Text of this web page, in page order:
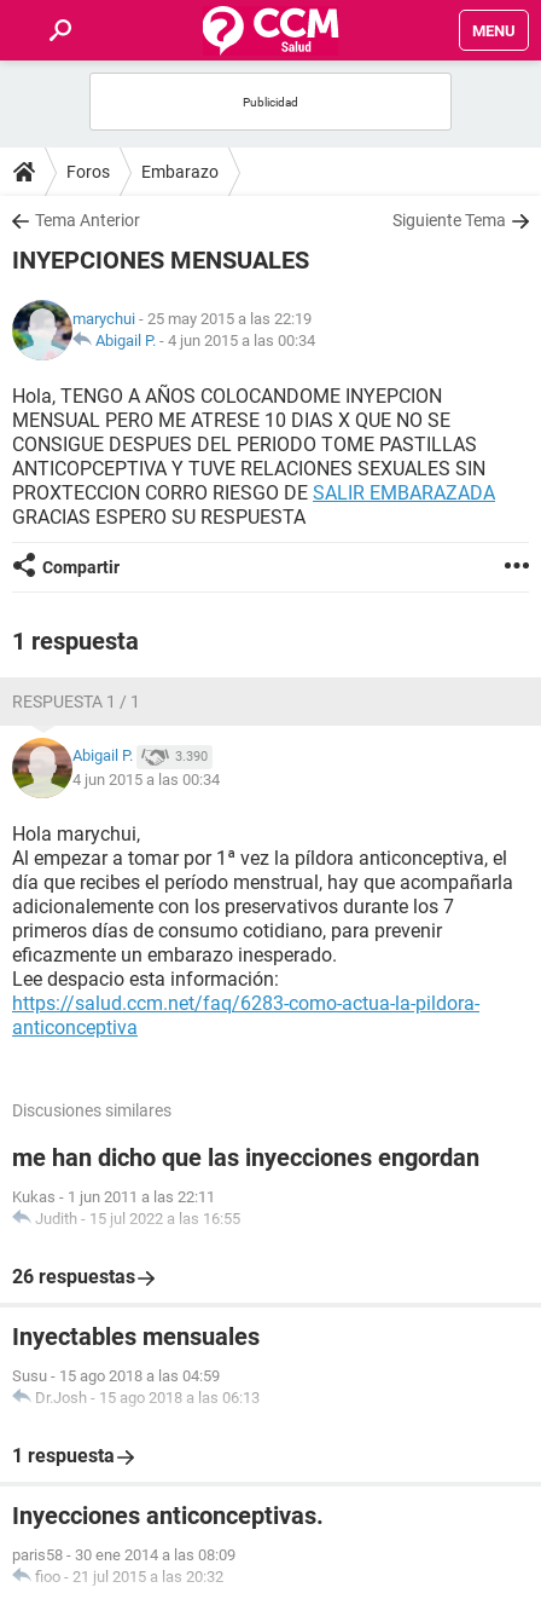
MENU
FOROS
SALUD
NUTRICIÓN
BIENESTAR
SEXUALIDAD
GLOSARIO
Foros Embarazo
Tema Anterior Siguiente Tema
INYEPCIONES MENSUALES
marychui - 25 may 2015 a las 22:19
Abigail P. - 4 jun 2015 a las 00:34
Hola, TENGO A AÑOS COLOCANDOME INYEPCION
MENSUAL PERO ME ATRESE 10 DIAS X QUE NO SE
CONSIGUE DESPUES DEL PERIODO TOME PASTILLAS
ANTICOPCEPTIVA Y TUVE RELACIONES SEXUALES SIN
PROXTECCION CORRO RIESGO DE SALIR EMBARAZADA
GRACIAS ESPERO SU RESPUESTA
Compartir
1 respuesta
RESPUESTA 1 / 1
Abigail P. 3.390
4 jun 2015 a las 00:34
Hola marychui,
Al empezar a tomar por 1ª vez la píldora anticonceptiva, el
día que recibes el período menstrual, hay que acompañarla
adicionalemente con los preservativos durante los 7
primeros días de consumo cotidiano, para prevenir
eficazmente un embarazo inesperado.
Lee despacio esta información:
https://salud.ccm.net/faq/6283-como-actua-la-pildora-
anticonceptiva
Discusiones similares
me han dicho que las inyecciones engordan
Kukas - 1 jun 2011 a las 22:11
Judith - 15 jul 2022 a las 16:55
26 respuestas
Inyectables mensuales
Susu - 15 ago 2018 a las 04:59
Dr.Josh - 15 ago 2018 a las 06:13
1 respuesta
Inyecciones anticonceptivas.
paris58 - 30 ene 2014 a las 08:09
fioo - 21 jul 2015 a las 20:32